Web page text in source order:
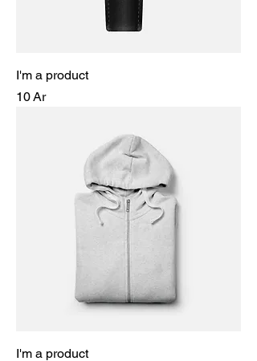
I'm a product
Prix
10 Ar
I'm a product